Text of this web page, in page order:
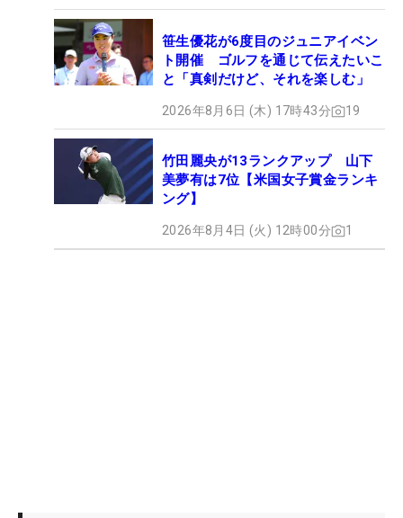
笹生優花が6度目のジュニアイベン
ト開催 ゴルフを通じて伝えたいこ
と「真剣だけど、それを楽しむ」
2026年8月6日 (木) 17時43分 19
竹田麗央が13ランクアップ 山下
美夢有は7位【米国女子賞金ランキ
ング】
2026年8月4日 (火) 12時00分 1